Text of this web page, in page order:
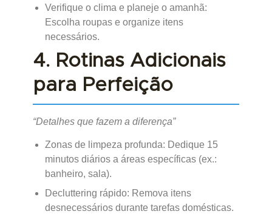
Verifique o clima e planeje o amanhã:
Escolha roupas e organize itens
necessários.
4. Rotinas Adicionais
para Perfeição
“Detalhes que fazem a diferença”
Zonas de limpeza profunda: Dedique 15
minutos diários a áreas específicas (ex.:
banheiro, sala).
Decluttering rápido: Remova itens
desnecessários durante tarefas domésticas.